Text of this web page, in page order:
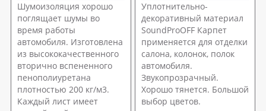
Шумоизоляция хорошо
поглящает шумы во
время работы
автомобиля. Изготовлена
из высококачественного
вторично вспененного
пенополиуретана
плотностью 200 кг/м3.
Каждый лист имеет
Уплотнительно-
декоративный материал
SoundProOFF Карпет
применяется для отделки
салона, колонок, полок
автомобиля.
Звукопрозрачный.
Хорошо тянется. Большой
выбор цветов.